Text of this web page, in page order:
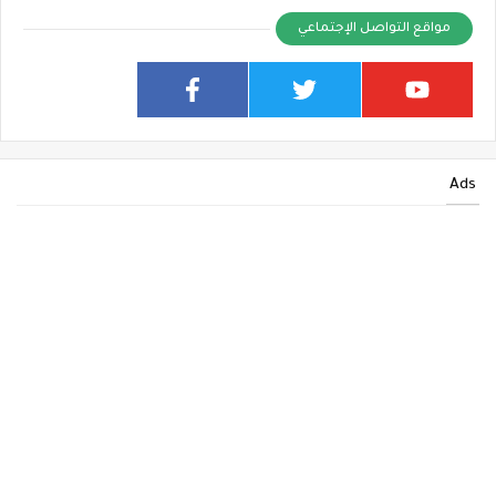
مواقع التواصل الإجتماعي
Ads